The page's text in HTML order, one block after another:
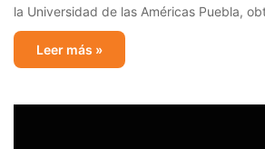
la Universidad de las Américas Puebla,
Leer más »